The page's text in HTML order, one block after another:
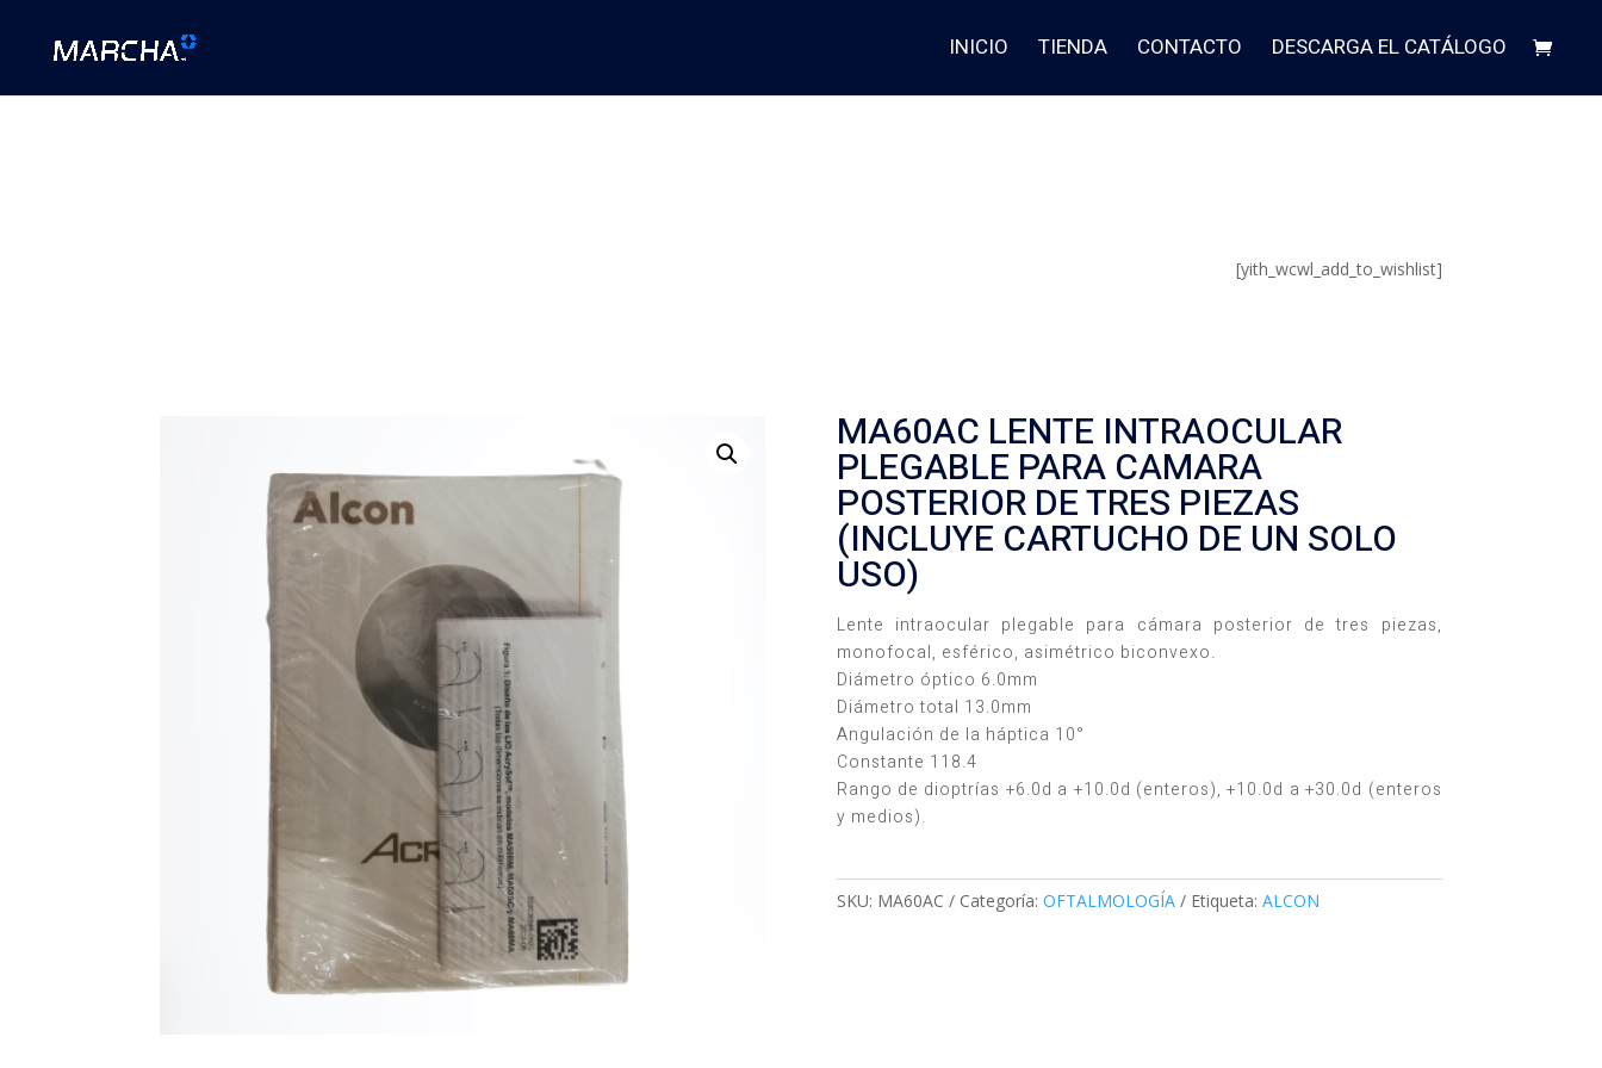
INICIO TIENDA CONTACTO DESCARGA EL CATÁLOGO
[yith_wcwl_add_to_wishlist]
MA60AC LENTE INTRAOCULAR
PLEGABLE PARA CAMARA
POSTERIOR DE TRES PIEZAS
(INCLUYE CARTUCHO DE UN SOLO
USO)
Lente intraocular plegable para cámara posterior de tres piezas,
monofocal, esférico, asimétrico biconvexo.
Diámetro óptico 6.0mm
Diámetro total 13.0mm
Angulación de la háptica 10°
Constante 118.4
Rango de dioptrías +6.0d a +10.0d (enteros), +10.0d a +30.0d (enteros
y medios).
SKU: MA60AC Categoría: OFTALMOLOGÍA Etiqueta: ALCON